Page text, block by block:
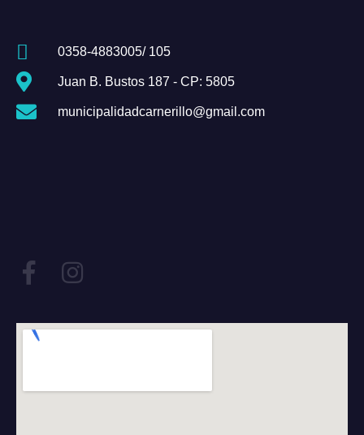
0358-4883005/ 105
Juan B. Bustos 187 - CP: 5805
municipalidadcarnerillo@gmail.com